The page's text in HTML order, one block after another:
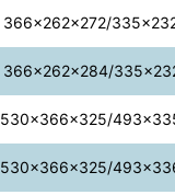
366×262×272/
366×262×284/
530×366×325/
530×366×325/